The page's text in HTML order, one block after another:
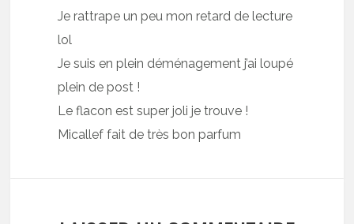
Je rattrape un peu mon retard de lecture
lol
Je suis en plein déménagement j’ai loupé
plein de post !
Le flacon est super joli je trouve !
Micallef fait de très bon parfum